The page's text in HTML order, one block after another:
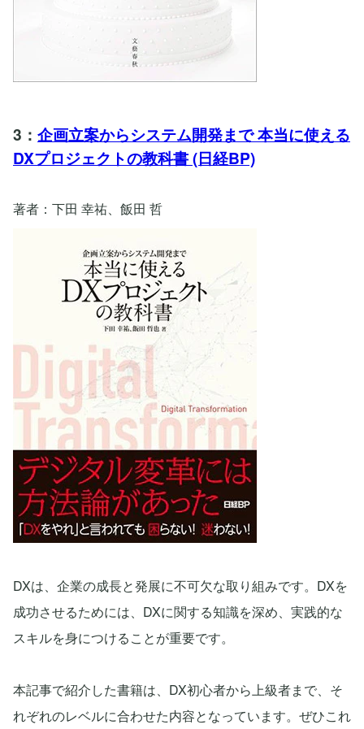
3： 企画立案からシステム開発まで 本当に使える
DXプロジェクトの教科書 (日経BP)
著者：下田 幸祐、飯田 哲
DXは、企業の成長と発展に不可欠な取り組みです。DXを
成功させるためには、DXに関する知識を深め、実践的な
スキルを身につけることが重要です。
本記事で紹介した書籍は、DX初心者から上級者まで、そ
れぞれのレベルに合わせた内容となっています。ぜひこれ